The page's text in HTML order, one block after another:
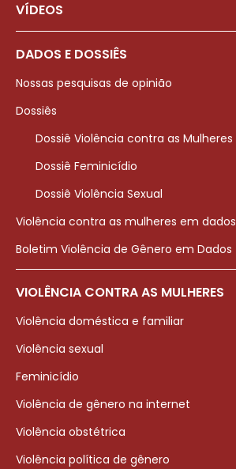
VÍDEOS
DADOS E DOSSIÊS
Nossas pesquisas de opinião
Dossiês
Dossiê Violência contra as Mulheres
Dossiê Feminicídio
Dossiê Violência Sexual
Violência contra as mulheres em dados
Boletim Violência de Gênero em Dados
VIOLÊNCIA CONTRA AS MULHERES
Violência doméstica e familiar
Violência sexual
Feminicídio
Violência de gênero na internet
Violência obstétrica
Violência política de gênero